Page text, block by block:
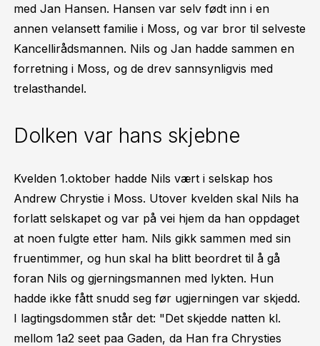
med Jan Hansen. Hansen var selv født inn i en
annen velansett familie i Moss, og var bror til selveste
Kancellirådsmannen. Nils og Jan hadde sammen en
forretning i Moss, og de drev sannsynligvis med
trelasthandel.
Dolken var hans skjebne
Kvelden 1.oktober hadde Nils vært i selskap hos
Andrew Chrystie i Moss. Utover kvelden skal Nils ha
forlatt selskapet og var på vei hjem da han oppdaget
at noen fulgte etter ham. Nils gikk sammen med sin
fruentimmer, og hun skal ha blitt beordret til å gå
foran Nils og gjerningsmannen med lykten. Hun
hadde ikke fått snudd seg før ugjerningen var skjedd.
I lagtingsdommen står det: "Det skjedde natten kl.
mellom 1a2 seet paa Gaden, da Han fra Chrysties